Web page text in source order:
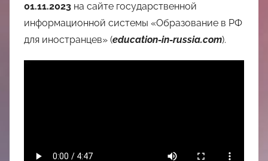
01.11.2023 на сайте государственной
информационной системы «Образование в РФ
для иностранцев» (education-in-russia.com).